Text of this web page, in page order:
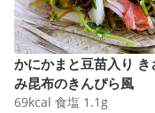
かにかまと豆苗入り き
み昆布のきんぴら風
69kcal 食塩 1.1 g